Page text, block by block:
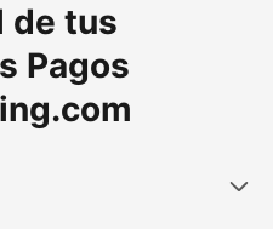
de tus
Pagos